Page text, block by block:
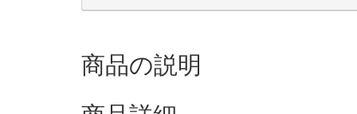
商品の説明